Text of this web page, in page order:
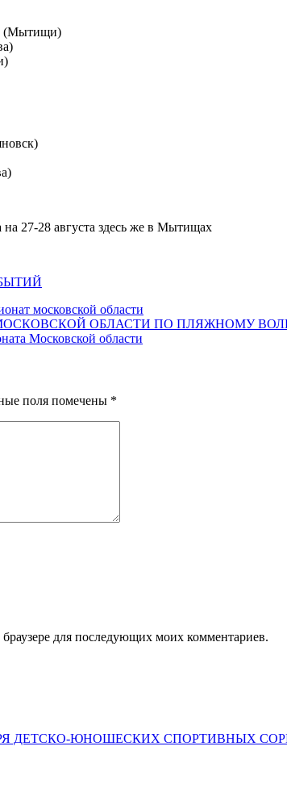
(Мытищи)
на 27-28 августа здесь же в Мытищах
московской области
ОБЛАСТИ ПО ПЛЯЖНОМУ
Московской области
поля помечены *
для последующих моих комментариев.
ДЕТСКО-ЮНОШЕСКИХ СПОРТИВНЫХ